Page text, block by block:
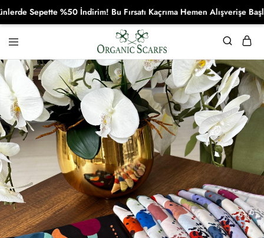
Organikscarf
Sepette %50 İndirim! Bu Fırsatı Kaçrıma Hemen Alışverişe Başla!